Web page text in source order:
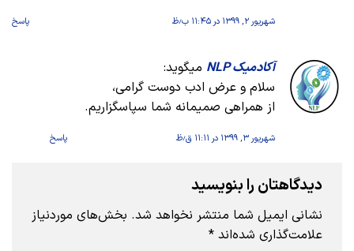
شهریور ۲, ۱۳۹۹ در ۱۱:۴۵ ب٫ظ پاسخ
آکادمیک NLP
میگوید:
سلام و عرض ادب دوست گرامی،
از همراهی صمیمانه شما سپاسگزاریم.
شهریور ۳, ۱۳۹۹ در ۱۱:۱۱ ق٫ظ پاسخ
دیدگاهتان را بنویسید
نشانی ایمیل شما منتشر نخواهد شد. بخش‌های موردنیاز
علامت‌گذاری شده‌اند *